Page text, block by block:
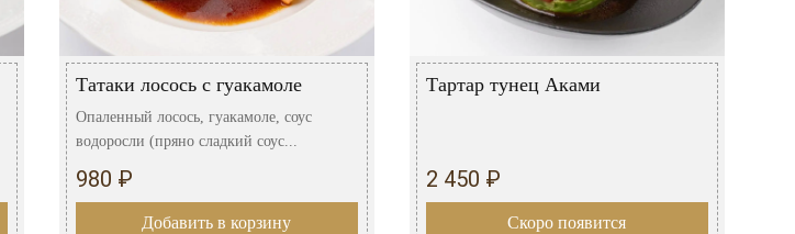
Татаки лосось с гуакамоле
Опаленный лосось, гуакамоле, соус
водоросли (пряно сладкий соус...
980 ₽
Добавить в корзину
Тартар тунец Аками
2 450 ₽
Скоро появится